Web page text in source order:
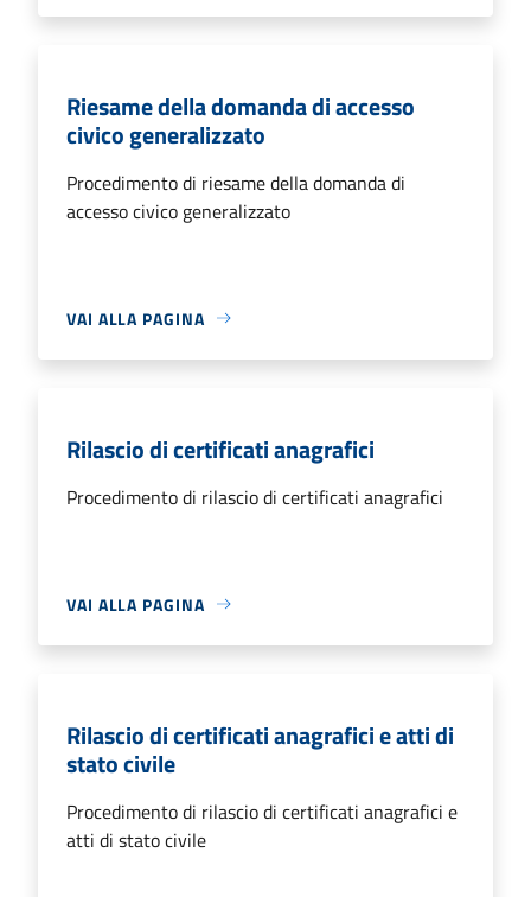
Riesame della domanda di accesso
civico generalizzato
Procedimento di riesame della domanda di
accesso civico generalizzato
VAI ALLA PAGINA
Rilascio di certificati anagrafici
Procedimento di rilascio di certificati anagrafici
VAI ALLA PAGINA
Rilascio di certificati anagrafici e atti di
stato civile
Procedimento di rilascio di certificati anagrafici e
atti di stato civile